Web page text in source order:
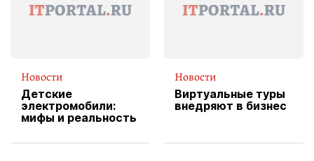
Новости
Детские
электромобили:
мифы и реальность
Новости
Виртуальные туры
внедряют в бизнес